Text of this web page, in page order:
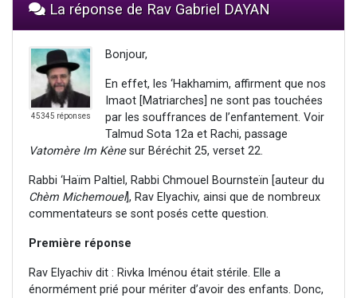
La réponse de Rav Gabriel DAYAN
45345 réponses
Bonjour,
En effet, les ‘Hakhamim, affirment que nos
Imaot [Matriarches] ne sont pas touchées
par les souffrances de l’enfantement. Voir
Talmud Sota 12a et Rachi, passage
Vatomère Im Kènesur Béréchit 25, verset 22.
Rabbi ‘Haïm Paltiel, Rabbi Chmouel Bournsteïn [auteur du
Chèm Michemouel], Rav Elyachiv, ainsi que de nombreux
commentateurs se sont posés cette question.
Première réponse
Rav Elyachiv dit : Rivka Iménou était stérile. Elle a
énormément prié pour mériter d’avoir des enfants. Donc,